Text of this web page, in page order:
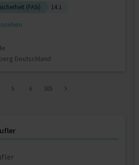
(FASi) 14 J.
Deutschland
5 6 305